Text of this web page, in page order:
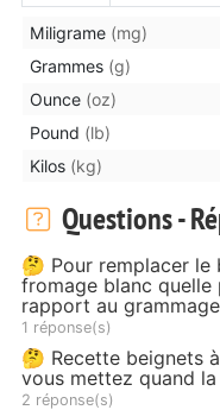
Miligrame (mg)
Grammes (g)
Ounce (oz)
Pound (lb)
Kilos (kg)
Questions -
🤔 Pour remplacer le
fromage blanc
rapport au
1 réponse(s)
🤔 Recette beignets
vous mettez quand
2 réponse(s)